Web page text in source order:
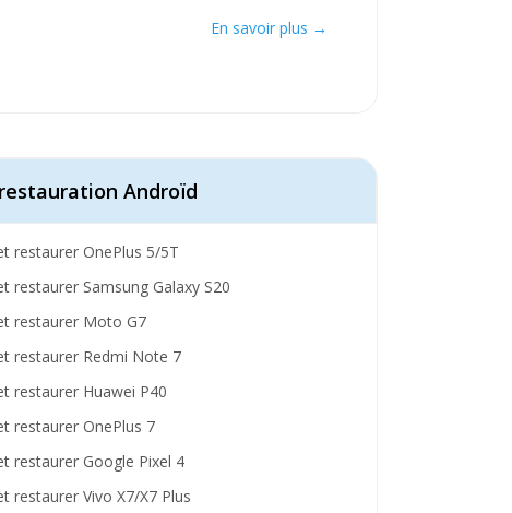
En savoir plus →
Androïd
restaurer OnePlus 5/5T
restaurer Samsung Galaxy S20
restaurer Moto G7
restaurer Redmi Note 7
restaurer Huawei P40
restaurer OnePlus 7
restaurer Google Pixel 4
restaurer Vivo X7/X7 Plus